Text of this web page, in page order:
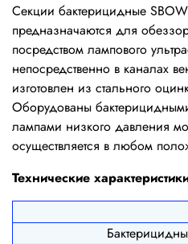
Секции бактерицидные
предназначаются для
посредством лампового
непосредственно в каналах
изготовлен из стального
Оборудованы
лампами низкого давления
осуществляется в любом
Технические